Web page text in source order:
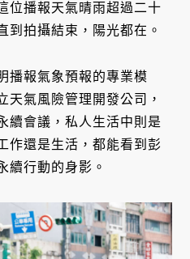
位播報天氣晴雨超過二十
到拍攝結束，陽光都在。
播報氣象預報的專業模
天氣風險管理開發公司，
續會議，私人生活中則是
作還是生活，都能看到彭
續行動的身影。